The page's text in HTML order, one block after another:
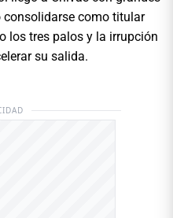
consolidarse como titular
los tres palos y la irrupción
su salida.